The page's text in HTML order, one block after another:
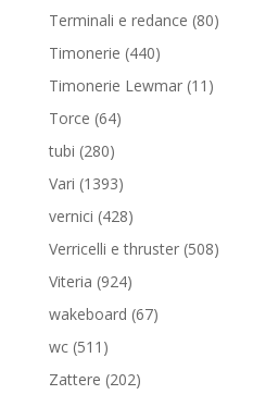
prodotti
Terminali e redance 8080
Timonerie 440440
prodotti
Timonerie Lewmar 11 11
Torce 6464
tubi 280280
prodotti
Vari 13931393
prodotti
vernici 428428
prodotti
Verricelli e thruster 508508
Viteria 924924
prodotti
wakeboard 6767
wc 511 511
prodotti
Zattere 202202